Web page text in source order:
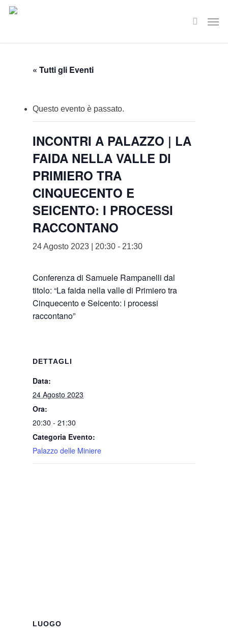
Skip
search
« Tutti gli Eventi
Questo evento è passato.
INCONTRI A PALAZZO | LA
FAIDA NELLA VALLE DI
PRIMIERO TRA
CINQUECENTO E
SEICENTO: I PROCESSI
RACCONTANO
24 Agosto 2023 | 20:30 - 21:30
Conferenza di Samuele Rampanelli dal
titolo: “La faida nella valle di Primiero tra
Cinquecento e Seicento: i processi
raccontano”
DETTAGLI
Data:
24 Agosto 2023
Ora:
20:30 - 21:30
Categoria Evento:
Palazzo delle Miniere
LUOGO